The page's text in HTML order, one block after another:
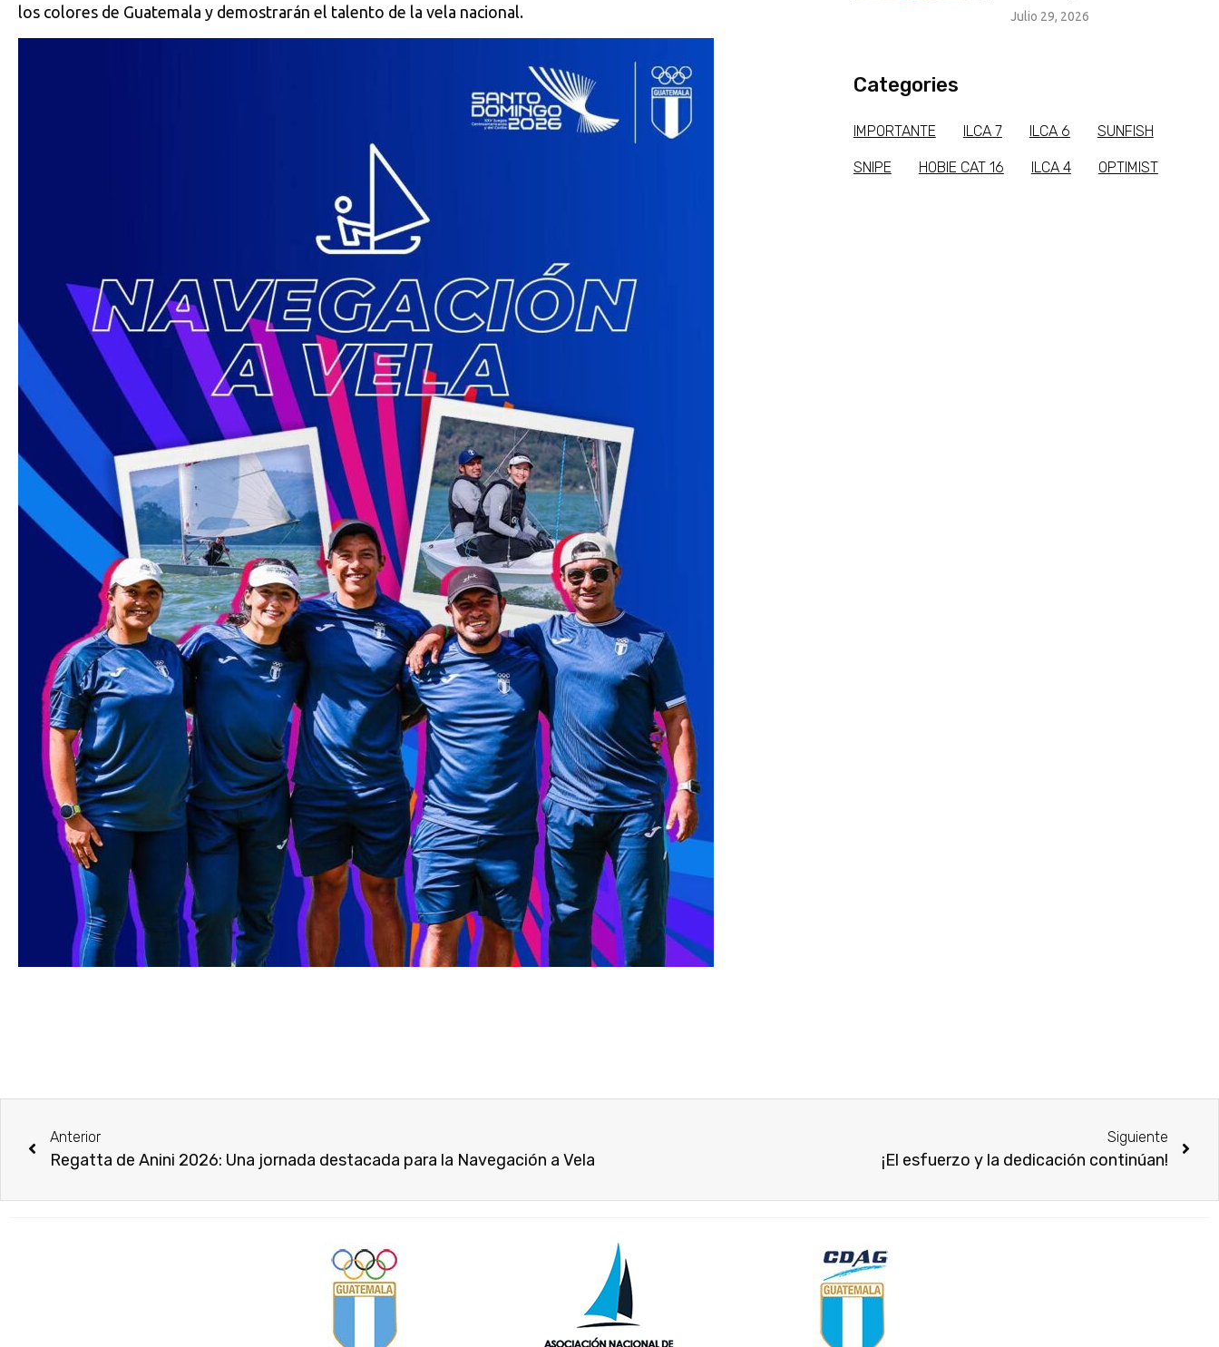
los colores de Guatemala y demostrarán el talento de la vela nacional.
Julio 29, 2026
Categories
IMPORTANTE ILCA 7 ILCA 6 SUNFISH
SNIPE HOBIE CAT 16 ILCA 4 OPTIMIST
Anterior
Regatta de Anini 2026: Una jornada destacada para la Navegación a Vela
Siguiente
¡El esfuerzo y la dedicación continúan!